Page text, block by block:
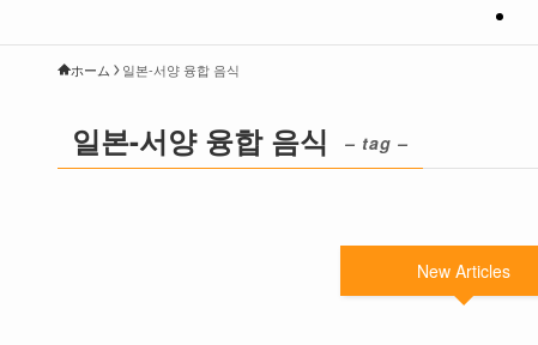
ホーム 일본-서양 융합 음식
일본-서양 융합 음식 – tag –
New Articles